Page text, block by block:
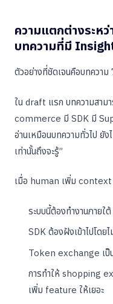
ความแตกต่างระห
บทความที่มี
ตัวอย่างที่ชัดเจนคือบทคว
ใน draft แรก บทความสา
commerce มี SDK มี
อ่านเหมือนบทความทั่วไป ยั
เท่านั้นถึงจะรู้”
เมื่อ human เพิ่ม context
ระบบนี้ต้องทำงานภาย
SDK ต้องฝังเข้าไปโด
Token exchange เป็
การทำให้ shopping
เพิ่ม feature ให้เยอะ